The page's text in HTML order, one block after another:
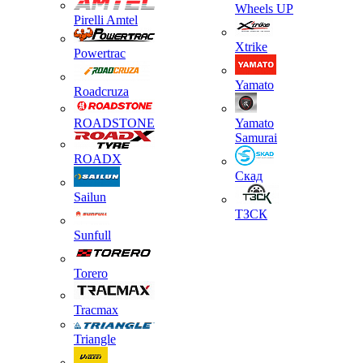
Pirelli Amtel
Powertrac
Roadcruza
ROADSTONE
ROADX
Sailun
Sunfull
Torero
Tracmax
Triangle
Wheels UP
Xtrike
Yamato
Yamato
Samurai
Скад
ТЗСК